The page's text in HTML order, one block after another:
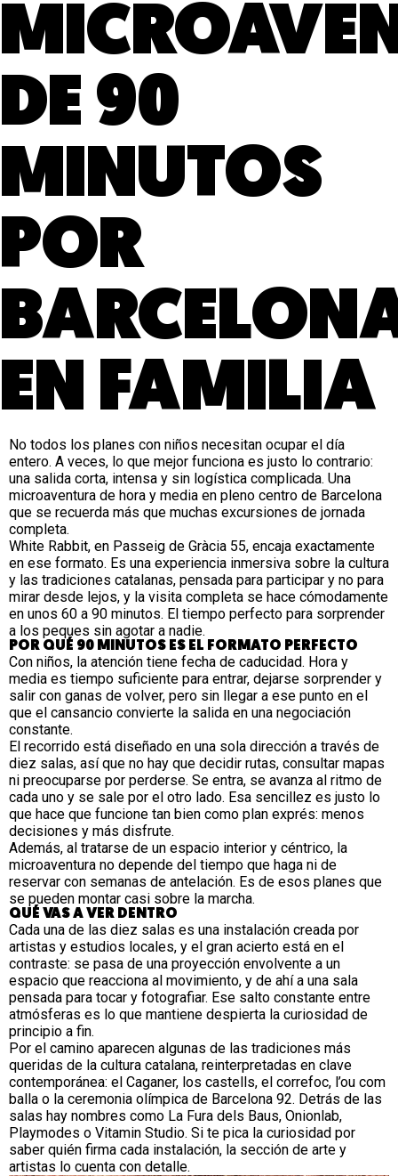
DE 90
MINUTOS
POR
EN FAMILIA
No todos los planes con niños necesitan ocupar el día
entero. A veces, lo que mejor funciona es justo lo contrario:
una salida corta, intensa y sin logística complicada. Una
microaventura de hora y media en pleno centro de Barcelona
que se recuerda más que muchas excursiones de jornada
completa.
White Rabbit, en Passeig de Gràcia 55, encaja exactamente
en ese formato. Es una experiencia inmersiva sobre la cultura
y las tradiciones catalanas, pensada para participar y no para
mirar desde lejos, y la visita completa se hace cómodamente
en unos 60 a 90 minutos. El tiempo perfecto para sorprender
a los peques sin agotar a nadie.
POR QUÉ 90 MINUTOS ES EL FORMATO PERFECTO
Con niños, la atención tiene fecha de caducidad. Hora y
media es tiempo suficiente para entrar, dejarse sorprender y
salir con ganas de volver, pero sin llegar a ese punto en el
que el cansancio convierte la salida en una negociación
constante.
El recorrido está diseñado en una sola dirección a través de
diez salas, así que no hay que decidir rutas, consultar mapas
ni preocuparse por perderse. Se entra, se avanza al ritmo de
cada uno y se sale por el otro lado. Esa sencillez es justo lo
que hace que funcione tan bien como plan exprés: menos
decisiones y más disfrute.
Además, al tratarse de un espacio interior y céntrico, la
microaventura no depende del tiempo que haga ni de
reservar con semanas de antelación. Es de esos planes que
se pueden montar casi sobre la marcha.
QUÉ VAS A VER DENTRO
Cada una de las diez salas es una instalación creada por
artistas y estudios locales, y el gran acierto está en el
contraste: se pasa de una proyección envolvente a un
espacio que reacciona al movimiento, y de ahí a una sala
pensada para tocar y fotografiar. Ese salto constante entre
atmósferas es lo que mantiene despierta la curiosidad de
principio a fin.
Por el camino aparecen algunas de las tradiciones más
queridas de la cultura catalana, reinterpretadas en clave
contemporánea: el Caganer, los castells, el correfoc, l’ou com
balla o la ceremonia olímpica de Barcelona 92. Detrás de las
salas hay nombres como La Fura dels Baus, Onionlab,
Playmodes o Vitamin Studio. Si te pica la curiosidad por
saber quién firma cada instalación, la sección de arte y
artistas lo cuenta con detalle.